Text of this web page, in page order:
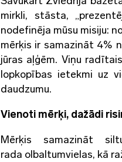
mirkli, stāsta,
nodefinēja mūsu misiju:
mērķis ir samazināt 4%
jūras aļģēm. Viņu
lopkopības ietekmi uz
daudzumu.
Vienoti mērķi, dažādi
Mērķis samazināt
rada olbaltumvielas, kā